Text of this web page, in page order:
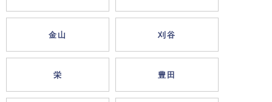
金山 刈谷
栄 豊田